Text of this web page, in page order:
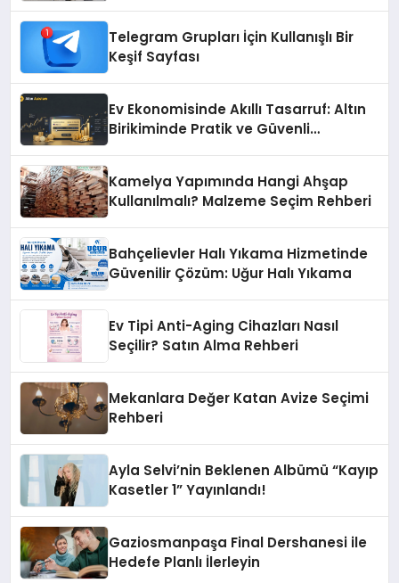
Telegram Grupları İçin Kullanışlı Bir
Keşif Sayfası
Ev Ekonomisinde Akıllı Tasarruf: Altın
Birikiminde Pratik ve Güvenli
Kamelya Yapımında Hangi Ahşap
Kullanılmalı? Malzeme Seçim Rehberi
Bahçelievler Halı Yıkama Hizmetinde
Güvenilir Çözüm: Uğur Halı Yıkama
Ev Tipi Anti-Aging Cihazları Nasıl
Seçilir? Satın Alma Rehberi
Mekanlara Değer Katan Avize Seçimi
Rehberi
Ayla Selvi’nin Beklenen Albümü “Kayıp
Kasetler 1” Yayınlandı!
Gaziosmanpaşa Final Dershanesi ile
Hedefe Planlı İlerleyin